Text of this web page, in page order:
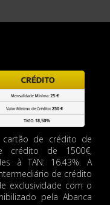
cartão de crédito de
crédito de 1500€,
à TAN: 16.43%. A
de crédito
exclusividade com o
pela Abanca